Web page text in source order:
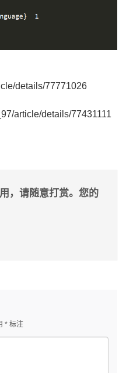
details/77771026
article/details/77431111
，请随意打赏。您的
* 标注